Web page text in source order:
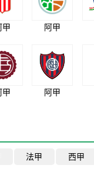
甲 阿甲
甲 阿甲
法甲 西甲